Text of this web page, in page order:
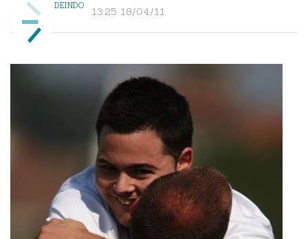
DEINDO 13:25 18/04/11